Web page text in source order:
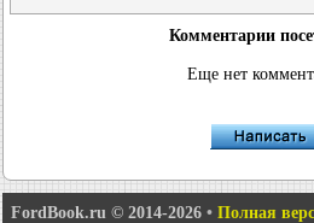
Комментарии
Еще нет
FordBook.ru © 2014-2026 • Полная